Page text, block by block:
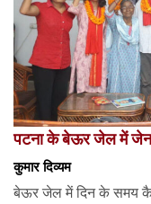
पटना के बेऊर जेल में
कुमार दिव्यम
बेऊर जेल में दिन के समय